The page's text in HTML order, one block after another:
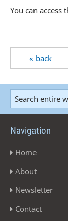
You can access
« back
Navigation
Home
About
Newsletter
Contact